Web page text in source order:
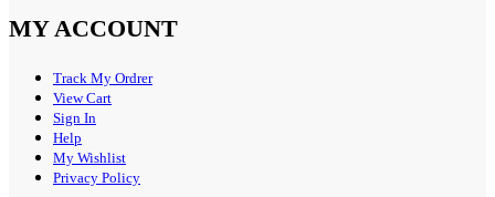
MY ACCOUNT
Track My Ordrer
View Cart
Sign In
Help
My Wishlist
Privacy Policy